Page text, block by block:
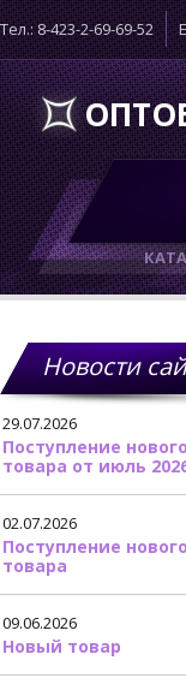
Тел.: 8-423-2-69-69-52
Новости
29.07.2026
Поступление нового
товара от июль
02.07.2026
Поступление нового
товара
09.06.2026
Новый товар